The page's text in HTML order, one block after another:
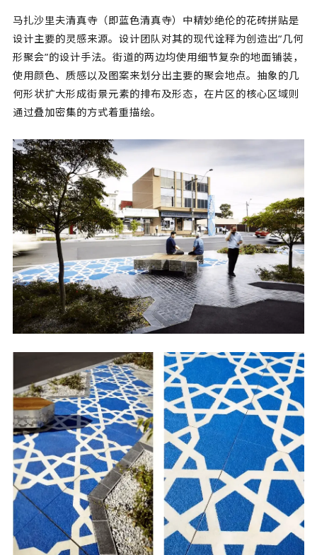
马扎沙里夫清真寺（即蓝色清真寺）中精妙绝伦的花砖拼贴是
设计主要的灵感来源。设计团队对其的现代诠释为创造出“几何
形聚会”的设计手法。街道的两边均使用细节复杂的地面铺装，
使用颜色、质感以及图案来划分出主要的聚会地点。抽象的几
何形状扩大形成街景元素的排布及形态，在片区的核心区域则
通过叠加密集的方式着重描绘。